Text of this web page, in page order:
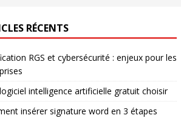
RÉCENTS
RGS et cybersécurité : enjeux pour les
intelligence artificielle gratuit choisir
insérer signature word en 3 étapes